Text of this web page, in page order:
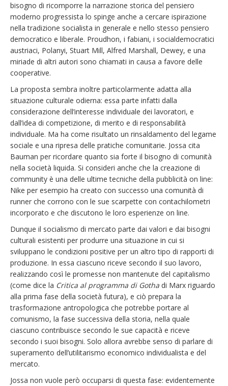
bisogno di ricomporre la narrazione storica del pensiero
moderno progressista lo spinge anche a cercare ispirazione
nella tradizione socialista in generale e nello stesso pensiero
democratico e liberale. Proudhon, i fabiani, i socialdemocratici
austriaci, Polanyi, Stuart Mill, Alfred Marshall, Dewey, e una
miriade di altri autori sono chiamati in causa a favore delle
cooperative.
La proposta sembra inoltre particolarmente adatta alla
situazione culturale odierna: essa parte infatti dalla
considerazione dell’interesse individuale dei lavoratori, e
dall’idea di competizione, di merito e di responsabilità
individuale. Ma ha come risultato un rinsaldamento del legame
sociale e una ripresa delle pratiche comunitarie. Jossa cita
Bauman per ricordare quanto sia forte il bisogno di comunità
nella società liquida. Si consideri anche che la creazione di
community è una delle ultime tecniche della pubblicità on line:
Nike per esempio ha creato con successo una comunità di
runner che corrono con le sue scarpette con contachilometri
incorporato e che discutono le loro esperienze on line.
Dunque il socialismo di mercato parte dai valori e dai bisogni
culturali esistenti per produrre una situazione in cui si
sviluppano le condizioni positive per un altro tipo di rapporti di
produzione. In essa ciascuno riceve secondo il suo lavoro,
realizzando così le promesse non mantenute del capitalismo
(come dice la Critica al programma di Gotha di Marx riguardo
alla prima fase della società futura), e ciò prepara la
trasformazione antropologica che potrebbe portare al
comunismo, la fase successiva della storia, nella quale
ciascuno contribuisce secondo le sue capacità e riceve
secondo i suoi bisogni. Solo allora avrebbe senso di parlare di
superamento dell’utilitarismo economico individualista e del
mercato.
Jossa non vuole però occuparsi di questa fase: evidentemente